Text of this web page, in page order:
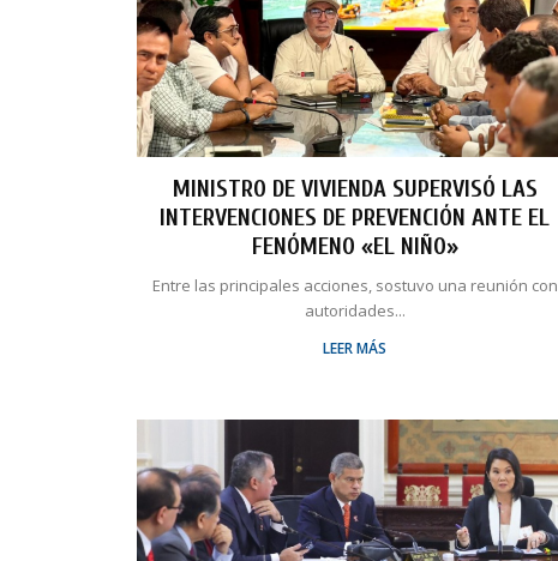
MINISTRO DE VIVIENDA SUPERVISÓ LAS
INTERVENCIONES DE PREVENCIÓN ANTE EL
FENÓMENO «EL NIÑO»
Entre las principales acciones, sostuvo una reunión con
autoridades...
LEER MÁS